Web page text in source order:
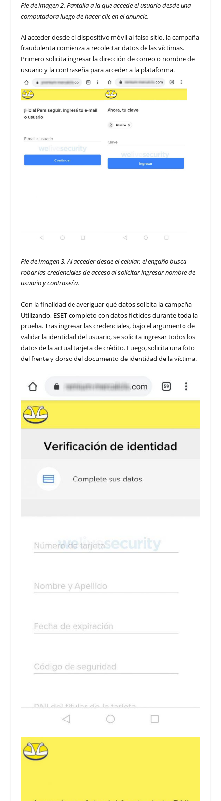
Pie de imagen 2. Pantalla a la que accede el usuario desde una
computadora luego de hacer clic en el anuncio.
Al acceder desde el dispositivo móvil al falso sitio, la campaña
fraudulenta comienza a recolectar datos de las víctimas.
Primero solicita ingresar la dirección de correo o nombre de
usuario y la contraseña para acceder a la plataforma.
Pie deImagen 3. Al acceder desde el celular, el engaño busca
robar las credenciales de acceso al solicitar ingresar nombre de
usuario y contraseña.
Con la finalidad de averiguar qué datos solicita la campaña
Utilizando, ESET completo con datos ficticios durante toda la
prueba. Tras ingresar las credenciales, bajo el argumento de
validar la identidad del usuario, se solicita ingresar todos los
datos de la actual tarjeta de crédito. Luego, solicita una foto
del frente y dorso del documento de identidad de la víctima.